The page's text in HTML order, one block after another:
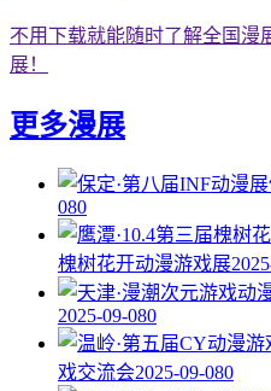
不用下载就能随时了解全国漫
展！
更多漫展
080
槐树花开动漫游戏展
2025-09-080
戏交流会2025-09-080